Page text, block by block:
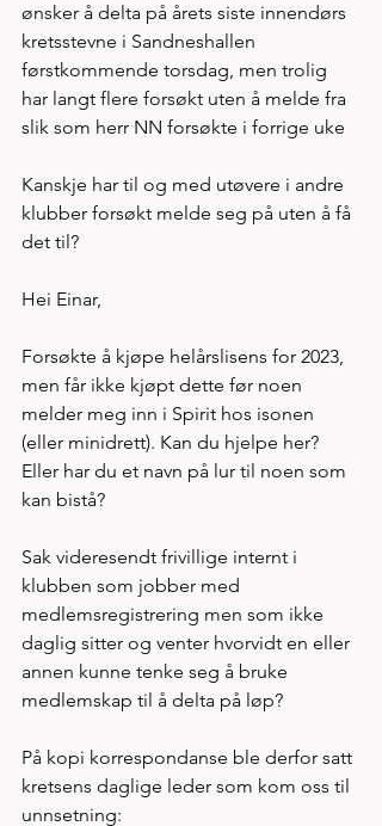
ønsker å delta på årets siste innendørs
kretsstevne i Sandneshallen
førstkommende torsdag, men trolig
har langt flere forsøkt uten å melde fra
slik som herr NN forsøkte i forrige uke
Kanskje har til og med utøvere i andre
klubber forsøkt melde seg på uten å få
det til?
Hei Einar,
Forsøkte å kjøpe helårslisens for 2023,
men får ikke kjøpt dette før noen
melder meg inn i Spirit hos isonen
(eller minidrett). Kan du hjelpe her?
Eller har du et navn på lur til noen som
kan bistå?
Sak videresendt frivillige internt i
klubben som jobber med
medlemsregistrering men som ikke
daglig sitter og venter hvorvidt en eller
annen kunne tenke seg å bruke
medlemskap til å delta på løp?
På kopi korrespondanse ble derfor satt
kretsens daglige leder som kom oss til
unnsetning: